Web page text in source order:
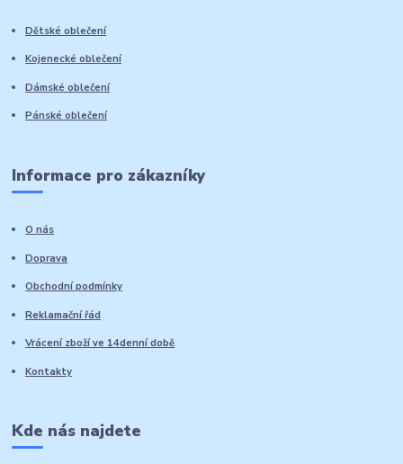
Dětské oblečení
Kojenecké oblečení
Dámské oblečení
Pánské oblečení
Informace pro zákazníky
O nás
Doprava
Obchodní podmínky
Reklamační řád
Vrácení zboží ve 14denní době
Kontakty
Kde nás najdete